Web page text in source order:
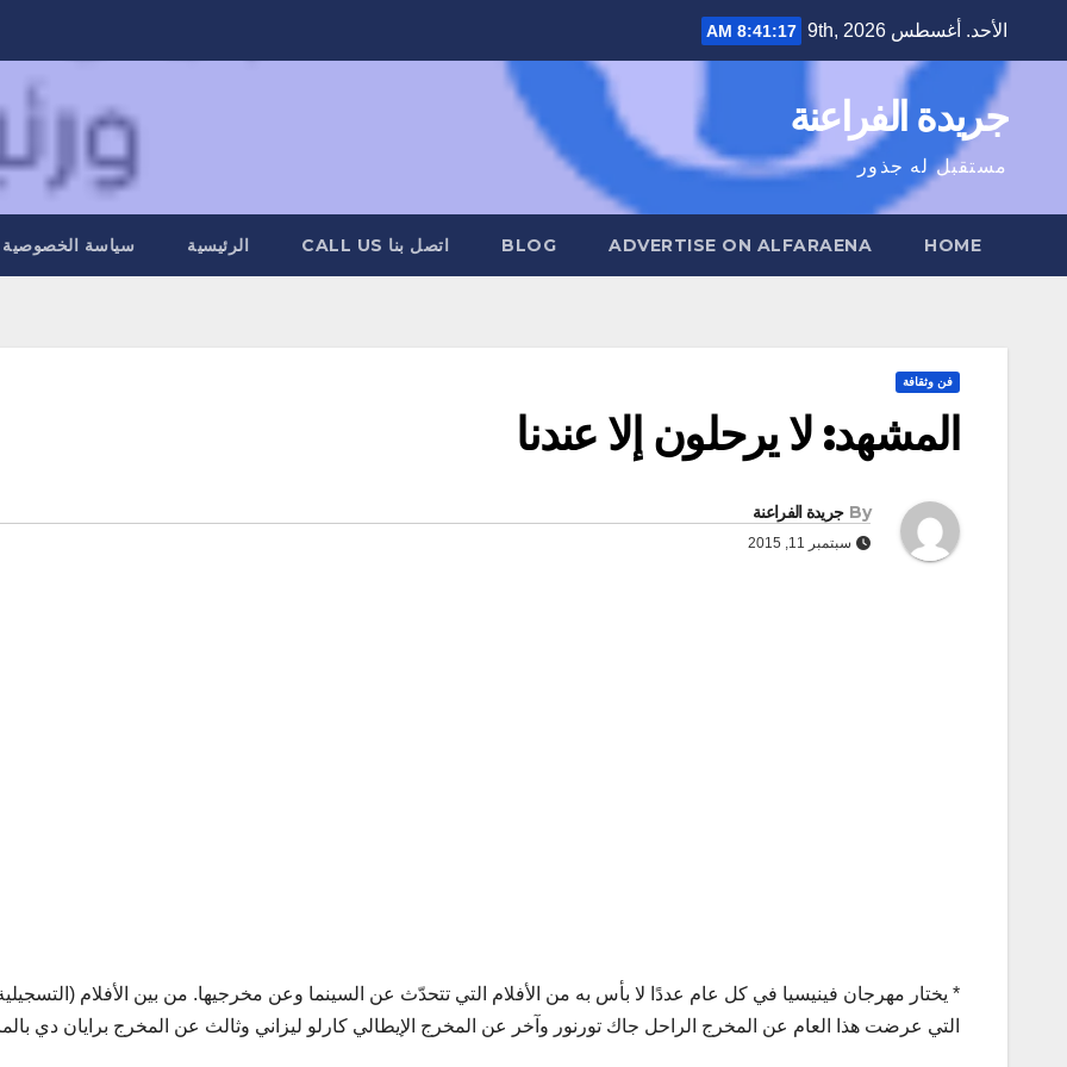
الأحد. أغسطس 9th, 2026 8:41:18 AM
جريدة الفراعنة
مستقبل له جذور
HOME
ADVERTISE ON ALFARAENA
BLOG اتصل بنا CALL US الرئيسية سياسة الخصوصية
فن وثقافة
المشهد: لا يرحلون إلا عندنا
By جريدة الفراعنة
سبتمبر 11, 2015
* يختار مهرجان فينيسيا في كل عام عددًا لا بأس به من الأفلام التي تتحدّث عن السينما وعن مخرجيها. من بين الأفلام
التي عرضت هذا العام عن المخرج الراحل جاك تورنور وآخر عن المخرج الإيطالي كارلو ليزاني وثالث عن المخرج برايان دي